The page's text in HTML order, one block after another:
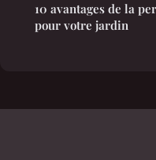
10 avantages de la
pour votre jardin